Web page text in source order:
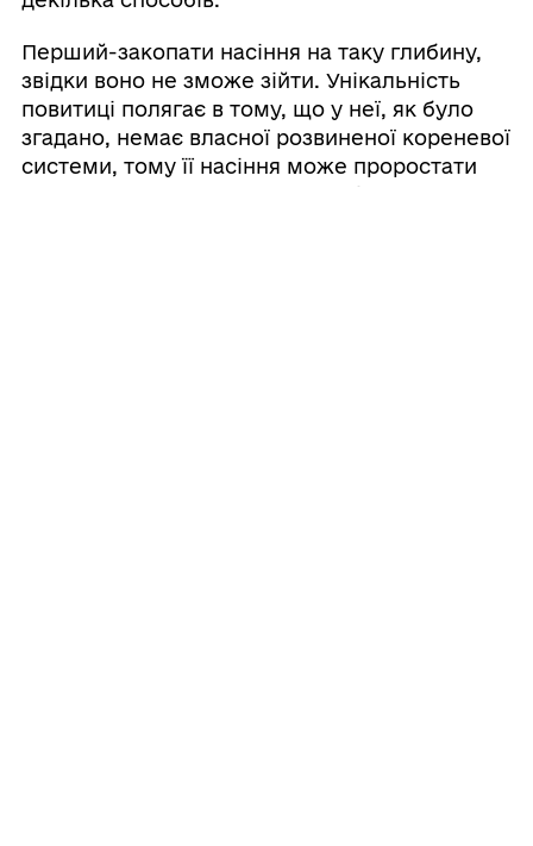
Перший-закопати насіння на таку глибину,
звідки воно не зможе зійти. Унікальність
повитиці полягає в тому, що у неї, як було
згадано, немає власної розвиненої кореневої
системи, тому її насіння може проростати
виключно в поверхневому шарі грунту. Тому